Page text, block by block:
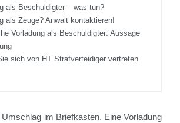
als Beschuldigter – was tun?
als Zeuge? Anwalt kontaktieren!
Vorladung als Beschuldigter: Aussage
sich von HT Strafverteidiger vertreten
im Briefkasten. Eine Vorladung